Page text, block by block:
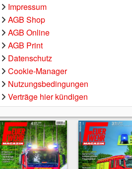
Impressum
AGB Shop
AGB Online
AGB Print
Datenschutz
Cookie-Manager
Nutzungsbedingungen
Verträge hier kündigen